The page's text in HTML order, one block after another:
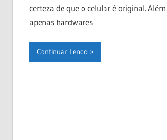
certeza de que o celular é original.
apenas hardwares
Continuar Lendo